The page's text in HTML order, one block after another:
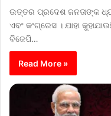
ଉତ୍ତର ପ୍ରଦେଶ ଜନତାଙ୍କ
ଏବଂ କଂଗ୍ରେସ । ଯାହା
ବିଜେପି…
Read More »